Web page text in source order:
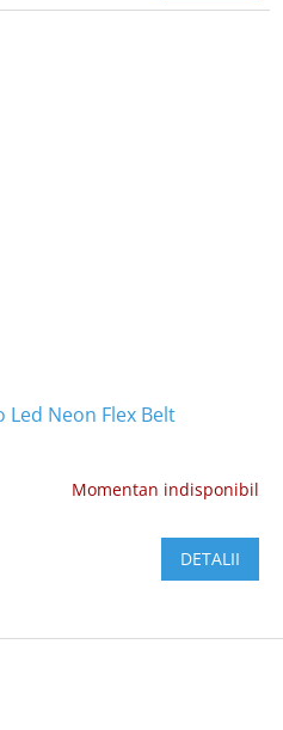
Led Neon Flex Belt
Momentan indisponibil
DETALII